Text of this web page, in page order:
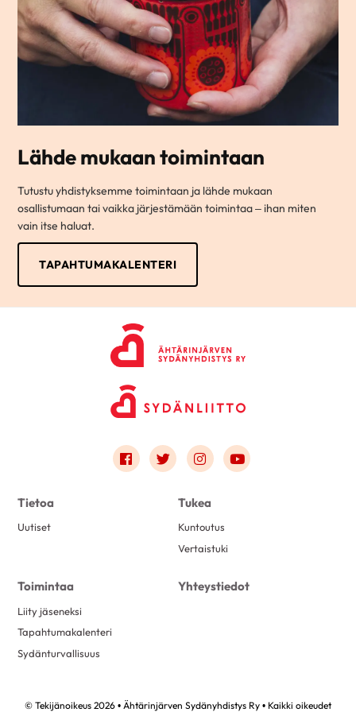
Lähde mukaan toimintaan
Tutustu yhdistyksemme toimintaan ja lähde mukaan
osallistumaan tai vaikka järjestämään toimintaa – ihan miten
vain itse haluat.
TAPAHTUMAKALENTERI
Link to facebook
Link to twitter
Link to instagram
Link to youtube
Tietoa
Uutiset
Tukea
Kuntoutus
Vertaistuki
Toimintaa
Liity jäseneksi
Tapahtumakalenteri
Sydänturvallisuus
Yhteystiedot
© Tekijänoikeus 2026 • Ähtärinjärven Sydänyhdistys Ry • Kaikki oikeudet